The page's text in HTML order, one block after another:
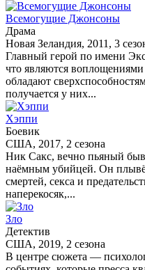
Всемогущие Джонсоны
Драма
Новая Зеландия, 2011, 3
Главный герой по имени
что являются
обладают
получается у них...
Хэппи
Боевик
США, 2017, 2 сезона
Ник Сакс, вечно пьяный
наёмным убийцей. Он
смертей, секса и
наперекосяк,...
Зло
Детектив
США, 2019, 2 сезона
В центре сюжета —